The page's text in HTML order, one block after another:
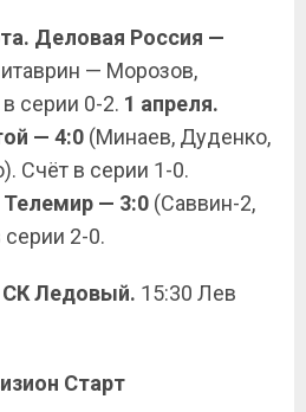
Деловая Россия —
— Морозов,
серии 0-2. 1 апреля.
— 4:0 (Минаев, Дуденко,
Счёт в серии 1-0.
— 3:0 (Саввин-2,
2-0.
СК Ледовый. 15:30 Лев
Старт